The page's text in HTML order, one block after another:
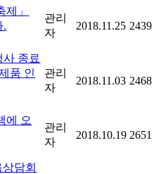
제」
.
관리
자
2018.11.25 2439
종료
품 인
관리
자
2018.11.03 2468
에 오
관리
자
2018.10.19 2651
담회